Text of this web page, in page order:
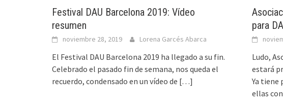
Festival DAU Barcelona 2019: Vídeo
resumen
noviembre 28, 2019 Lorena Garcés Abarca
El Festival DAU Barcelona 2019 ha llegado a su fin.
Celebrado el pasado fin de semana, nos queda el
recuerdo, condensado en un vídeo de […]
para
Ludo,
estará
Ya tiene
ellas